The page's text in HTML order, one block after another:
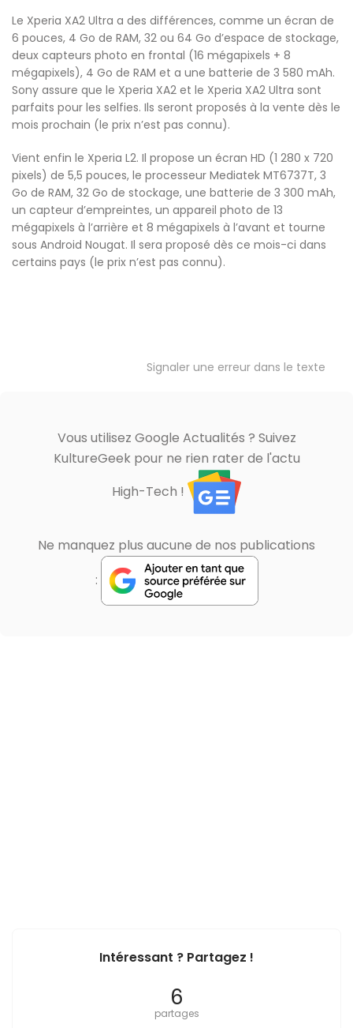
Le Xperia XA2 Ultra a des différences, comme un écran de
6 pouces, 4 Go de RAM, 32 ou 64 Go d’espace de stockage,
deux capteurs photo en frontal (16 mégapixels + 8
mégapixels), 4 Go de RAM et a une batterie de 3 580 mAh.
Sony assure que le Xperia XA2 et le Xperia XA2 Ultra sont
parfaits pour les selfies. Ils seront proposés à la vente dès le
mois prochain (le prix n’est pas connu).
Vient enfin le Xperia L2. Il propose un écran HD (1 280 x 720
pixels) de 5,5 pouces, le processeur Mediatek MT6737T, 3
Go de RAM, 32 Go de stockage, une batterie de 3 300 mAh,
un capteur d’empreintes, un appareil photo de 13
mégapixels à l’arrière et 8 mégapixels à l’avant et tourne
sous Android Nougat. Il sera proposé dès ce mois-ci dans
certains pays (le prix n’est pas connu).
Signaler une erreur dans le texte
Vous utilisez Google Actualités ? Suivez
KultureGeek pour ne rien rater de l'actu
High-Tech !
Ne manquez plus aucune de nos publications
:
Intéressant ? Partagez !
6
partages